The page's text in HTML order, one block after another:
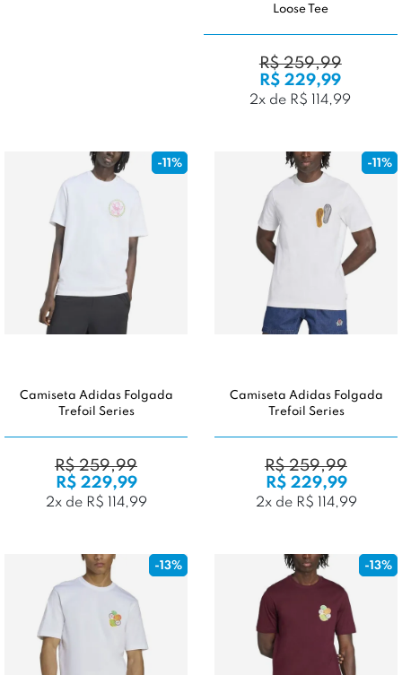
Loose Tee
R$ 259,99
R$ 229,99
2x de R$ 114,99
-11%
Camiseta Adidas Folgada
Trefoil Series
R$ 259,99
R$ 229,99
2x de R$ 114,99
-11%
Camiseta Adidas Folgada
Trefoil Series
R$ 259,99
R$ 229,99
2x de R$ 114,99
-13% -13%